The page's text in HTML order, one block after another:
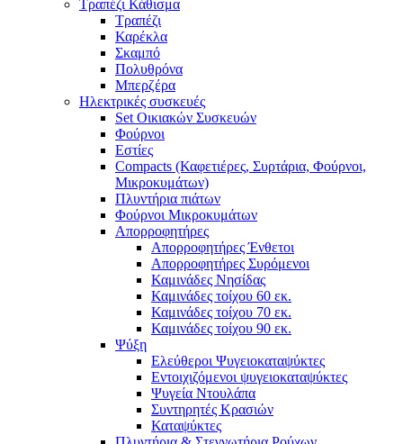
Τραπέζι Κάθισμα
Τραπέζι
Καρέκλα
Σκαμπό
Πολυθρόνα
Μπερζέρα
Ηλεκτρικές συσκευές
Set Οικιακών Συσκευών
Φούρνοι
Εστίες
Compacts (Καφετιέρες, Συρτάρια, Φούρνοι,
Μικροκυμάτων)
Πλυντήρια πιάτων
Φούρνοι Μικροκυμάτων
Απορροφητήρες
Απορροφητήρες Ένθετοι
Απορροφητήρες Συρόμενοι
Καμινάδες Νησίδας
Καμινάδες τοίχου 60 εκ.
Καμινάδες τοίχου 70 εκ.
Καμινάδες τοίχου 90 εκ.
Ψύξη
Ελεύθεροι Ψυγειοκαταψύκτες
Εντοιχιζόμενοι ψυγειοκαταψύκτες
Ψυγεία Ντουλάπα
Συντηρητές Κρασιών
Καταψύκτες